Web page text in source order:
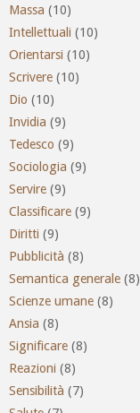
Massa (10)
Intellettuali (10)
Orientarsi (10)
Scrivere (10)
Dio (10)
Invidia (9)
Tedesco (9)
Sociologia (9)
Servire (9)
Classificare (9)
Diritti (9)
Pubblicità (8)
Semantica generale (8)
Scienze umane (8)
Ansia (8)
Significare (8)
Reazioni (8)
Sensibilità (7)